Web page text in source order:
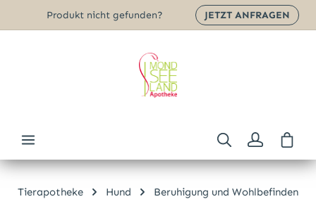
Zum Hauptinhalt springen
Produkt nicht gefunden? JETZT ANFRAGEN
Tierapotheke Hund Beruhigung und Wohlbefinden